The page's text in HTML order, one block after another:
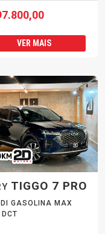
VER MAIS
TIGGO 7 PRO
GASOLINA MAX